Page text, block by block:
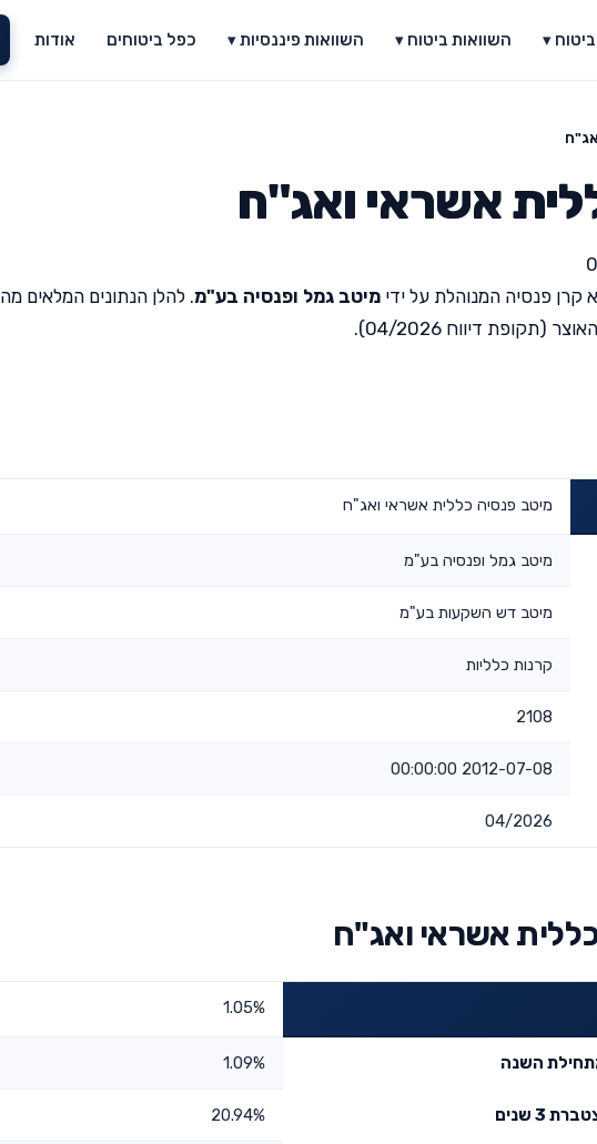
▾ השוואות ביטוח ▾ השוואות פיננסיות ▾ כפל ביטוחים אודות
אשראי ואג"ח
קרן פנסיה המנוהלת על ידי מיטב גמל ופנסיה בע"מ. להלן הנתונים המלאים
דיווח 04/2026).
מיטב פנסיה כללית אשראי ואג"ח
מיטב גמל ופנסיה בע"מ
מיטב דש השקעות בע"מ
קרנות כלליות
2108
2012-07-08 00:00:00
04/2026
אשראי ואג"ח
1.05%
השנה 1.09%
3 שנים 20.94%